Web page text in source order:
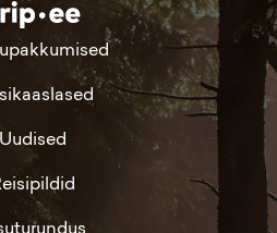
Uudised